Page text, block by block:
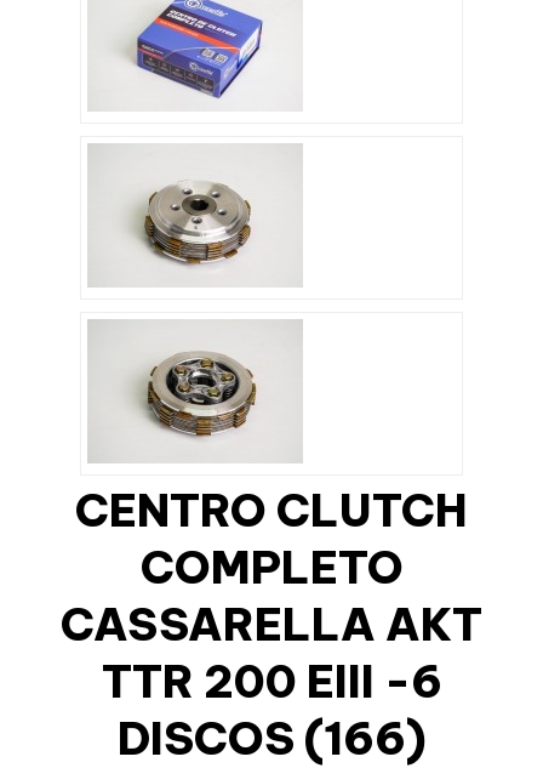
CENTRO CLUTCH
COMPLETO
CASSARELLA AKT
TTR 200 EIII -6
DISCOS (166)